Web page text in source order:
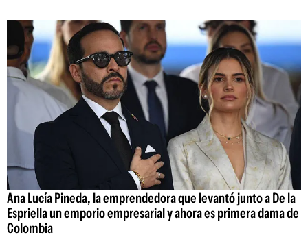
Ana Lucía Pineda, la emprendedora que levantó junto a De la
Espriella un emporio empresarial y ahora es primera dama de
Colombia